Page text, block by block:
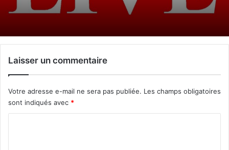
Laisser un commentaire
Votre adresse e-mail ne sera pas publiée. Les champs obligatoires
sont indiqués avec *